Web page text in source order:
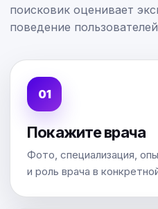
поисковик оценивает
поведение
Покажите врача
Фото, специализация,
и роль врача в